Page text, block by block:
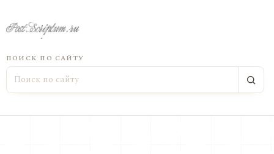
ПОИСК ПО САЙТУ